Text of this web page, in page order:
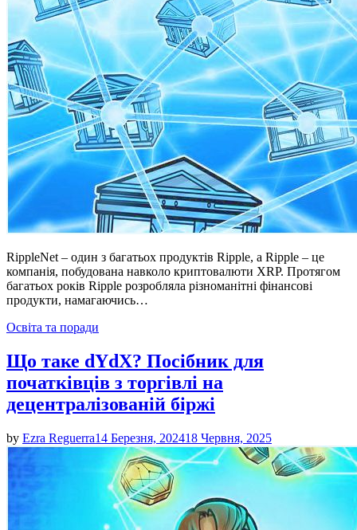
RippleNet – один з багатьох продуктів Ripple, а Ripple – це
компанія, побудована навколо криптовалюти XRP. Протягом
багатьох років Ripple розробляла різноманітні фінансові
продукти, намагаючись…
Posted
Освіта та поради
Що таке dYdX? Посібник для
початківців з торгівлі на
децентралізованій біржі
by Ezra Reguerra14 Березня, 202418 Червня, 2025